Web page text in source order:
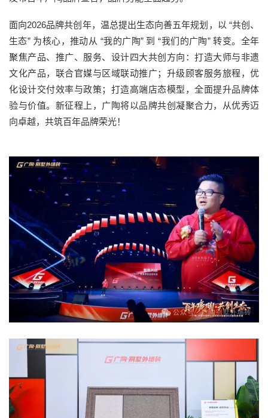
面向2026品牌共创年，温总提出生态向善五年规划，以 “共创、
生态” 为核心，推动从 “我的广陶” 到 “我们的广陶” 转变。全年
聚焦产品、推广、服务、设计四大共创方向：打造大师与非遗
文化产品，联合官媒与区域联动推广；升级顾客服务旅程，优
化设计交付效率与政策；打造高端店态模型，全面提升品牌体
验与价值。新征程上，广陶将以品牌共创凝聚合力，从优秀迈
向卓越，共筑百年品牌荣光！